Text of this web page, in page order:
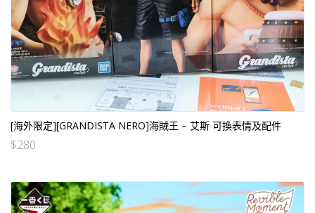
[海外限定][GRANDISTA NERO]海賊王 – 艾斯 可換表情及配件
$280